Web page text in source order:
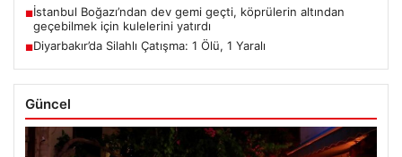
■İstanbul Boğazı’ndan dev gemi geçti, köprülerin altından
geçebilmek için kulelerini yatırdı
■Diyarbakır’da Silahlı Çatışma: 1 Ölü, 1 Yaralı
Güncel